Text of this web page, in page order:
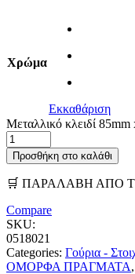
Χρώμα
Εκκαθάριση
Μεταλλικό κλειδί
Προσθήκη στο καλάθι
🛒 ΠΑΡΑΛΑΒΗ ΑΠΟ
Compare
SKU:
0518021
Categories: Γούρια -
ΟΜΟΡΦΑ ΠΡΑΓΜΑΤΑ,